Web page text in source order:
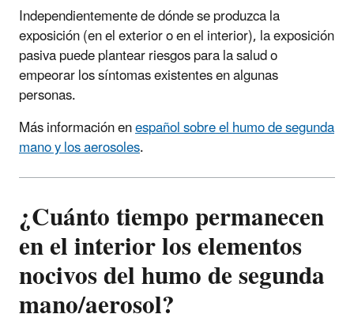
Independientemente de dónde se produzca la
exposición (en el exterior o en el interior), la exposición
pasiva puede plantear riesgos para la salud o
empeorar los síntomas existentes en algunas
personas.
Más información enespañol sobre el humo de segunda
mano y los aerosoles.
¿Cuánto tiempo permanecen
en el interior los elementos
nocivos del humo de segunda
mano/aerosol?